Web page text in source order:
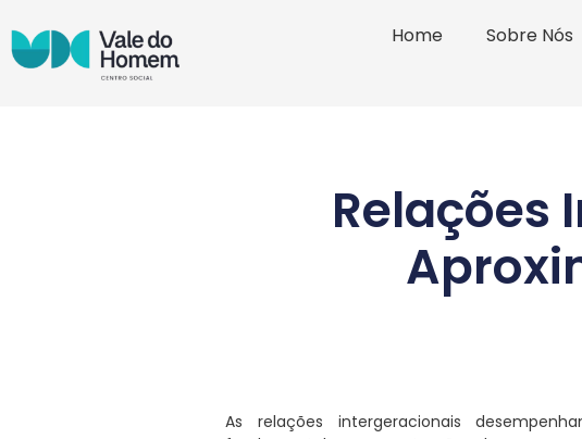
Home Sobre Nós
Relações
As relações intergeracionais